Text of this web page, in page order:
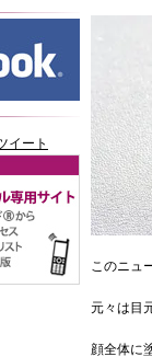
イート
このニュ
元々は目
顔全体に